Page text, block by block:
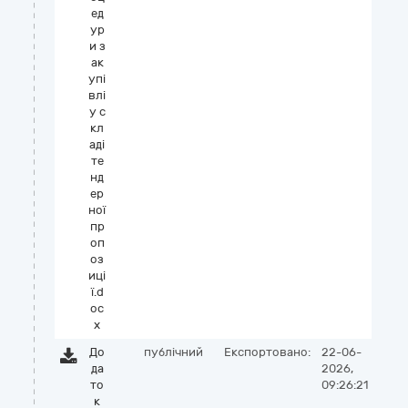
ед
ур
и з
ак
упі
влі
у с
кл
аді
те
нд
ер
ної
пр
оп
оз
иці
ї.d
oc
x
До
да
то
к
публічний Експортовано:
22-06-
2026,
09:26:21